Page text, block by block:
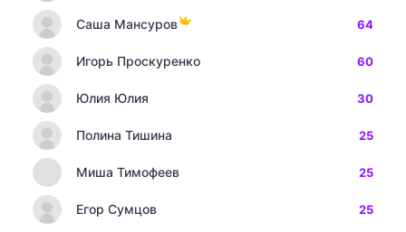
Саша Мансуров 64
Игорь Проскуренко 60
Юлия Юлия 30
Полина Тишина 25
Миша Тимофеев 25
Егор Сумцов 25